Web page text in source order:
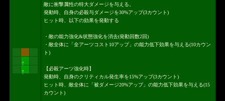
↑
↑
敵に衝撃属性の特大ダメージを与える。
発動時、自身の必殺与ダメージを30%アップ(3カウント)
ヒット時、以下の効果を発動する
・敵の能力強化&状態強化を消去(発動回数2回)
・敵全体に「全アーツコスト10アップ」の能力低下効果を与える(10カウン
ト)
【必殺アーツ強化時】
発動時、自身のクリティカル発生率を15%アップ(3カウント)
ヒット時、敵全体に「被ダメージ20%アップ」の能力低下効果を与える(15
カウント)